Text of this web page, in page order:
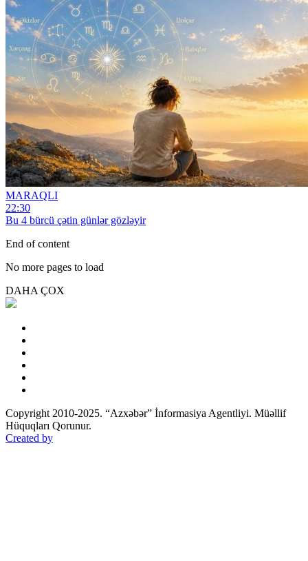
MARAQLI
22:30
Bu 4 bürcü çətin günlər gözləyir
End of content
No more pages to load
DAHA ÇOX
Copyright 2010-2025. “Azxəbər” İnformasiya Agentliyi. Müəllif
Hüquqları Qorunur.
Created by